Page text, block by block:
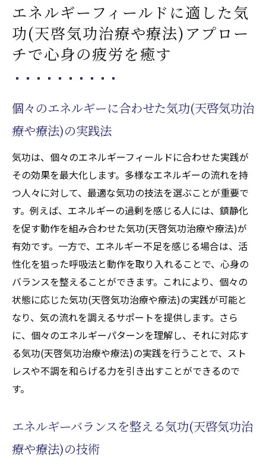
エネルギーフィールドに適した気
功(天啓気功治療や療法)アプロー
チで心身の疲労を癒す
個々のエネルギーに合わせた気功(天啓気功治
療や療法)の実践法
気功は、個々のエネルギーフィールドに合わせた実践が
その効果を最大化します。多様なエネルギーの流れを持
つ人々に対して、最適な気功の技法を選ぶことが重要で
す。例えば、エネルギーの過剰を感じる人には、鎮静化
を促す動作を組み合わせた気功(天啓気功治療や療法)が
有効です。一方で、エネルギー不足を感じる場合は、活
性化を狙った呼吸法と動作を取り入れることで、心身の
バランスを整えることができます。これにより、個々の
状態に応じた気功(天啓気功治療や療法)の実践が可能と
なり、気の流れを調えるサポートを提供します。さら
に、個々のエネルギーパターンを理解し、それに対応す
る気功(天啓気功治療や療法)の実践を行うことで、スト
レスや不調を和らげる力を引き出すことができるので
す。
エネルギーバランスを整える気功(天啓気功治
療や療法)の技術